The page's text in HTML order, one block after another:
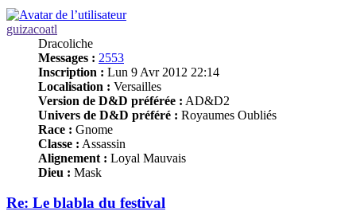
guizacoatl
Dracoliche
Messages : 2553
Inscription : Lun 9 Avr 2012 22:14
Localisation : Versailles
Version de D&D préférée : AD&D2
Univers de D&D préféré : Royaumes Oubliés
Race : Gnome
Classe : Assassin
Alignement : Loyal Mauvais
Dieu : Mask
Re: Le blabla du festival